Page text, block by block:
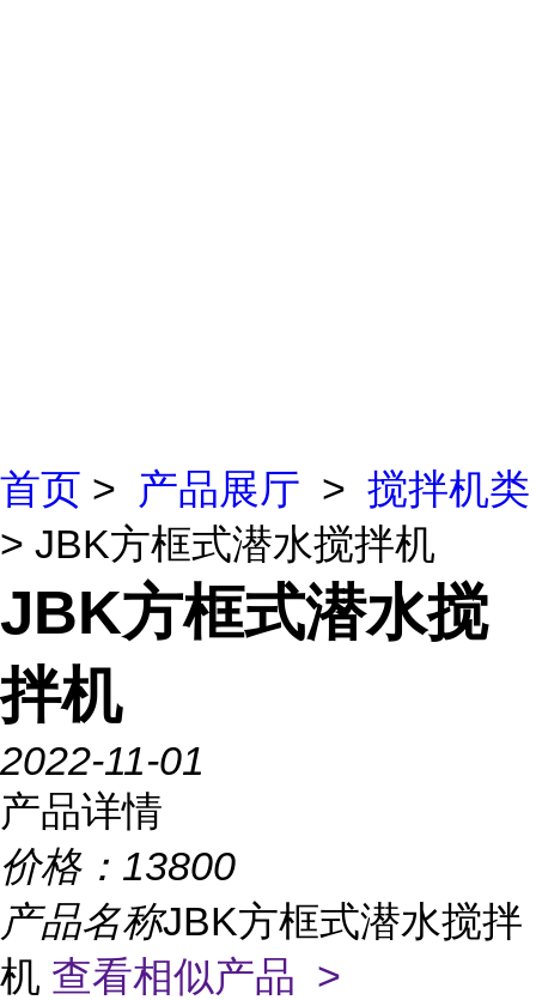
首页 > 产品展厅 > 搅拌机类
> JBK方框式潜水搅拌机
JBK方框式潜水搅
拌机
2022-11-01
产品详情
价格： 13800
产品名称JBK方框式潜水搅拌
机 查看相似产品 >